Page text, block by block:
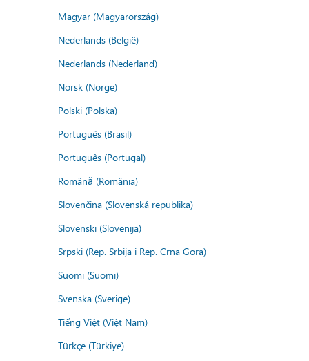
Magyar (Magyarország)
Nederlands (België)
Nederlands (Nederland)
Norsk (Norge)
Polski (Polska)
Português (Brasil)
Português (Portugal)
Română (România)
Slovenčina (Slovenská republika)
Slovenski (Slovenija)
Srpski (Rep. Srbija i Rep. Crna Gora)
Suomi (Suomi)
Svenska (Sverige)
Tiếng Việt (Việt Nam)
Türkçe (Türkiye)